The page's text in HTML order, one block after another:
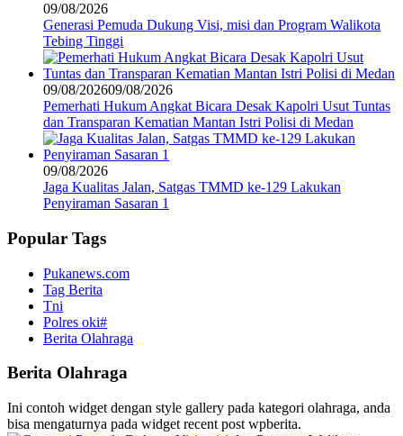
09/08/2026
Generasi Pemuda Dukung Visi, misi dan Program Walikota
Tebing Tinggi
09/08/202609/08/2026
Pemerhati Hukum Angkat Bicara Desak Kapolri Usut Tuntas
dan Transparan Kematian Mantan Istri Polisi di Medan
09/08/2026
Jaga Kualitas Jalan, Satgas TMMD ke-129 Lakukan
Penyiraman Sasaran 1
Popular Tags
Pukanews.com
Tag Berita
Tni
Polres oki#
Berita Olahraga
Berita Olahraga
Ini contoh widget dengan style gallery pada kategori olahraga, anda
bisa mengaturnya pada widget recent post wpberita.